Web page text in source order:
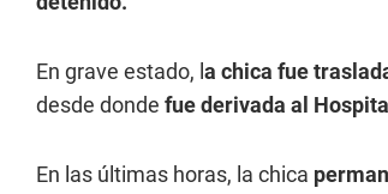
En grave estado, l a chica fue
desde donde fue derivada al
En las últimas horas, la chica